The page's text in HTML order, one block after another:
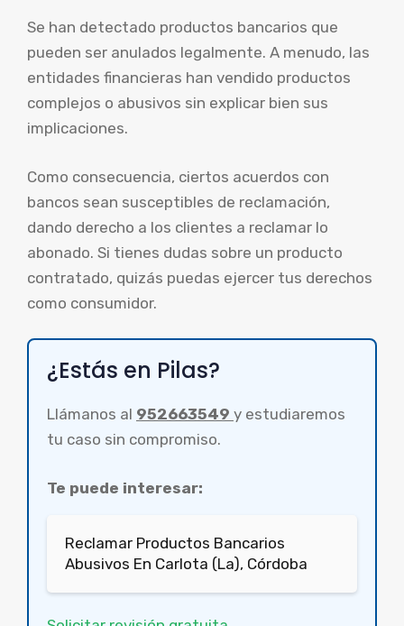
Se han detectado productos bancarios que
pueden ser anulados legalmente. A menudo, las
entidades financieras han vendido productos
complejos o abusivos sin explicar bien sus
implicaciones.
Como consecuencia, ciertos acuerdos con
bancos sean susceptibles de reclamación,
dando derecho a los clientes a reclamar lo
abonado. Si tienes dudas sobre un producto
contratado, quizás puedas ejercer tus derechos
como consumidor.
¿Estás en Pilas?
Llámanos al 952663549 y estudiaremos
tu caso sin compromiso.
Te puede interesar:
Reclamar Productos Bancarios
Abusivos En Carlota (La), Córdoba